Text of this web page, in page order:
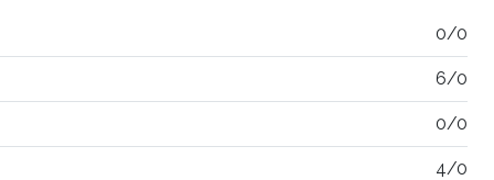
0/0
6/0
0/0
4/0